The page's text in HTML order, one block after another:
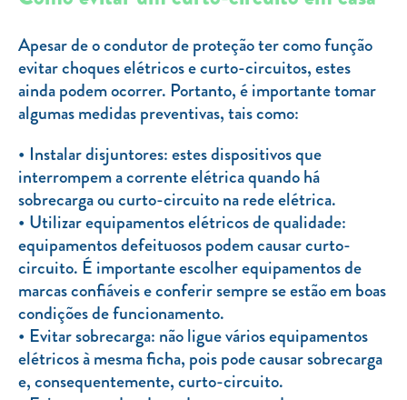
Apesar de o condutor de proteção ter como função
evitar choques elétricos e curto-circuitos, estes
ainda podem ocorrer. Portanto, é importante tomar
algumas medidas preventivas, tais como:
Instalar disjuntores: estes dispositivos que
interrompem a corrente elétrica quando há
sobrecarga ou curto-circuito na rede elétrica.
Utilizar equipamentos elétricos de qualidade:
equipamentos defeituosos podem causar curto-
circuito. É importante escolher equipamentos de
marcas confiáveis e conferir sempre se estão em boas
condições de funcionamento.
Evitar sobrecarga: não ligue vários equipamentos
elétricos à mesma ficha, pois pode causar sobrecarga
e, consequentemente, curto-circuito.